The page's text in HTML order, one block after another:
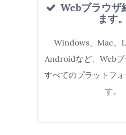
Webブラウザ
ます。
Windows、Mac、
Androidなど、Webブ
すべてのプラットフ
す。